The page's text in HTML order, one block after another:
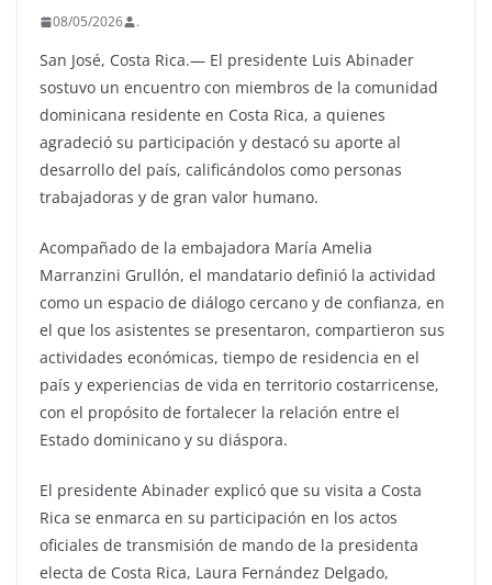
08/05/2026 .
San José, Costa Rica.— El presidente Luis Abinader
sostuvo un encuentro con miembros de la comunidad
dominicana residente en Costa Rica, a quienes
agradeció su participación y destacó su aporte al
desarrollo del país, calificándolos como personas
trabajadoras y de gran valor humano.
Acompañado de la embajadora María Amelia
Marranzini Grullón, el mandatario definió la actividad
como un espacio de diálogo cercano y de confianza, en
el que los asistentes se presentaron, compartieron sus
actividades económicas, tiempo de residencia en el
país y experiencias de vida en territorio costarricense,
con el propósito de fortalecer la relación entre el
Estado dominicano y su diáspora.
El presidente Abinader explicó que su visita a Costa
Rica se enmarca en su participación en los actos
oficiales de transmisión de mando de la presidenta
electa de Costa Rica, Laura Fernández Delgado,